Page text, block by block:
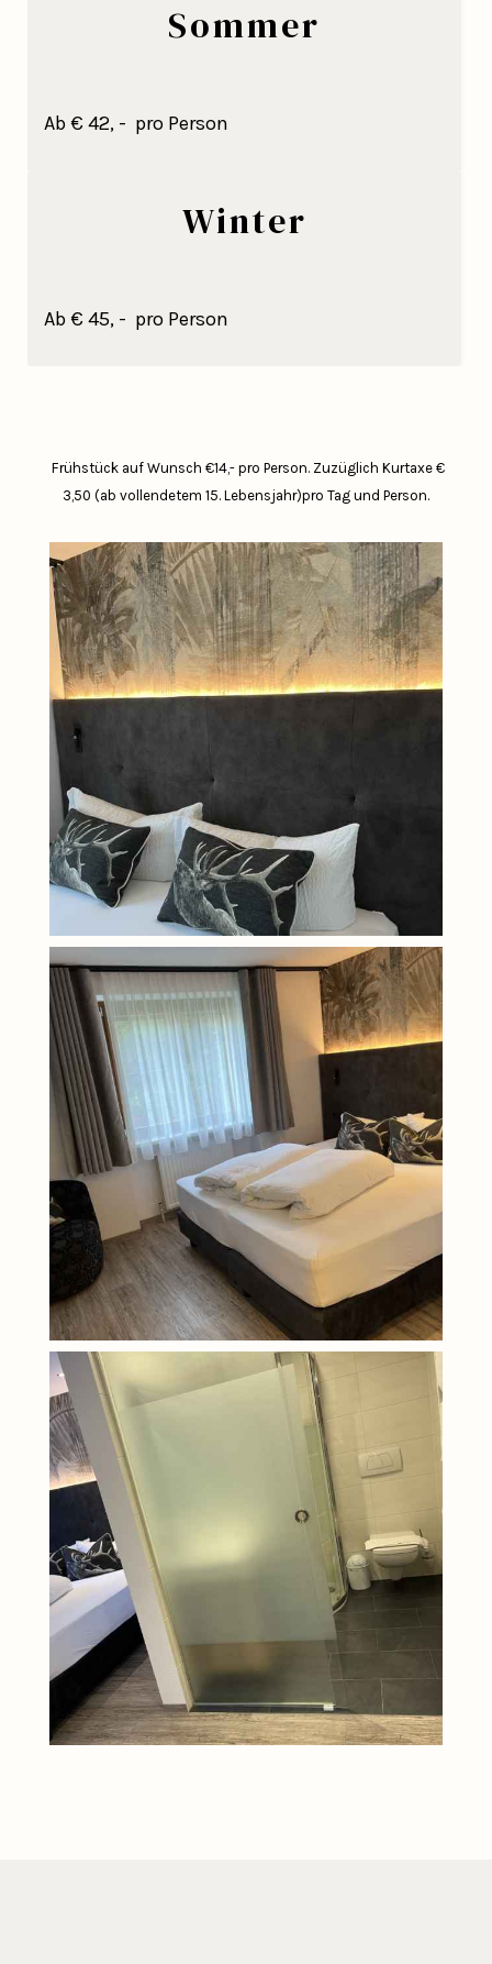
Sommer
Ab € 42, - pro Person
Winter
Ab € 45, - pro Person
Frühstück auf Wunsch €14,- pro Person.Zuzüglich Kurtaxe €
3,50 (ab vollendetem 15. Lebensjahr)pro Tag und Person.